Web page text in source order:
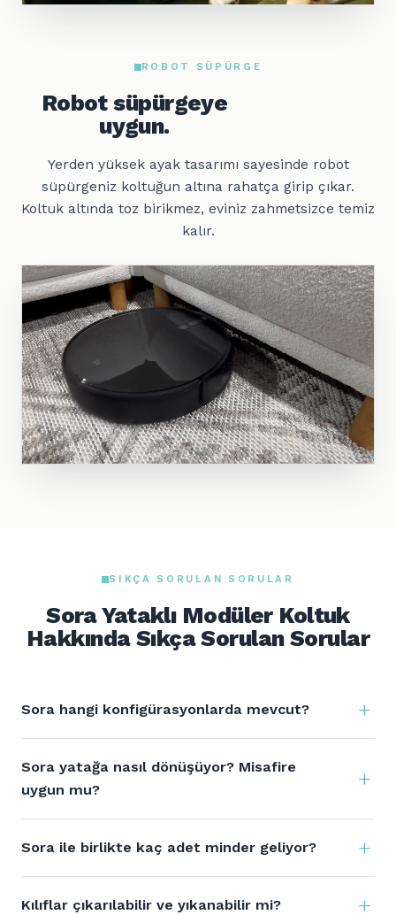
ROBOT SÜPÜRGE
Robot süpürgeye
uygun.
Yerden yüksek ayak tasarımı sayesinde robot
süpürgeniz koltuğun altına rahatça girip çıkar.
Koltuk altında toz birikmez, eviniz zahmetsizce temiz
kalır.
SIKÇA SORULAN SORULAR
Sora Yataklı Modüler Koltuk
Hakkında Sıkça Sorulan Sorular
Sora hangi konfigürasyonlarda mevcut?
Sora yatağa nasıl dönüşüyor? Misafire
uygun mu?
Sora ile birlikte kaç adet minder geliyor?
Kılıflar çıkarılabilir ve yıkanabilir mi?